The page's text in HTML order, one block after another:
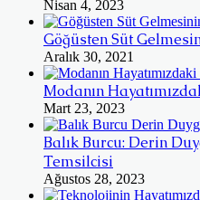
Nisan 4, 2023
Göğüsten Süt
Aralık 30, 2021
Modanın
Mart 23, 2023
Balık Burcu: Derin
Temsilcisi
Ağustos 28, 2023